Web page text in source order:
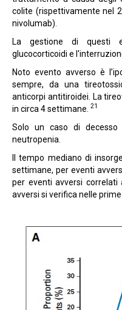
colite (rispettivamente nel
nivolumab).
La gestione di questi
glucocorticoidi e
Noto evento avverso è
sempre, da una
anticorpi antitiroidei. La
in circa 4 settimane. 21
Solo un caso di
neutropenia.
Il tempo mediano di
settimane, per eventi
per eventi avversi correlati
avversi si verifica nelle